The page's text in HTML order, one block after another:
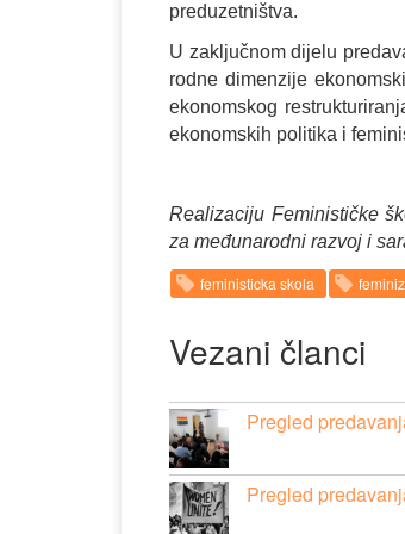
preduzetništva.
U zaključnom dijelu
rodne dimenzije
ekonomskog
ekonomskih politika i
Realizaciju Feminističke
za međunarodni razvoj i
feministicka skola
Vezani članci
Pregled
Pregled